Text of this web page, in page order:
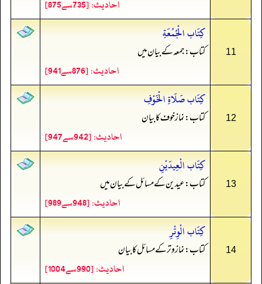
احادیث: [735سے875]
11
كِتَاب الْجُمُعَةِ
کتاب: جمعہ کے بیان میں
احادیث: [876سے941]
12
كِتَاب صَلَاةِ الْخَوْفِ
کتاب: نماز خوف کا بیان
احادیث: [942سے947]
13
كِتَاب الْعِيدَيْنِ
کتاب: عیدین کے مسائل کے بیان میں
احادیث: [948سے989]
14
كِتَاب الْوِتْرِ
کتاب: نماز وتر کے مسائل کا بیان
احادیث: [990سے1004]